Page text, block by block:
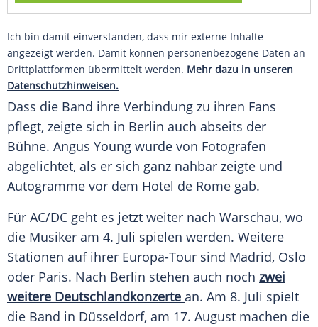
Ich bin damit einverstanden, dass mir externe Inhalte
angezeigt werden. Damit können personenbezogene Daten an
Drittplattformen übermittelt werden. Mehr dazu in unseren
Datenschutzhinweisen.
Dass die Band ihre Verbindung zu ihren Fans
pflegt, zeigte sich in Berlin auch abseits der
Bühne. Angus Young wurde von Fotografen
abgelichtet, als er sich ganz nahbar zeigte und
Autogramme vor dem Hotel de Rome gab.
Für AC/DC geht es jetzt weiter nach Warschau, wo
die Musiker am 4. Juli spielen werden. Weitere
Stationen auf ihrer Europa-Tour sind Madrid, Oslo
oder Paris. Nach Berlin stehen auch noch zwei
weitere Deutschlandkonzerte an. Am 8. Juli spielt
die Band in Düsseldorf, am 17. August machen die